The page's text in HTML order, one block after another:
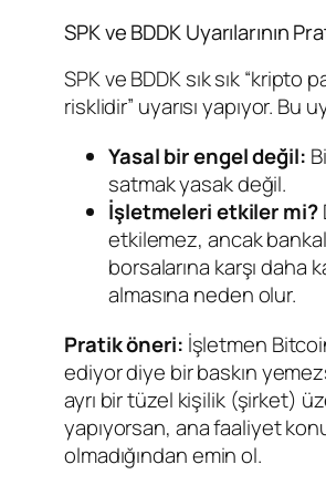
SPK ve BDDK Uyarılarının
SPK ve BDDK sık sık “kripto
risklidir” uyarısı yapıyor. Bu
Yasal bir engel değil:
satmak yasak değil.
İşletmeleri etkiler mi?
etkilemez, ancak
borsalarına karşı daha
almasına neden olur.
Pratik öneri: İşletmen
ediyor diye bir baskın
ayrı bir tüzel kişilik (şirket)
yapıyorsan, ana faaliyet
olmadığından emin ol.